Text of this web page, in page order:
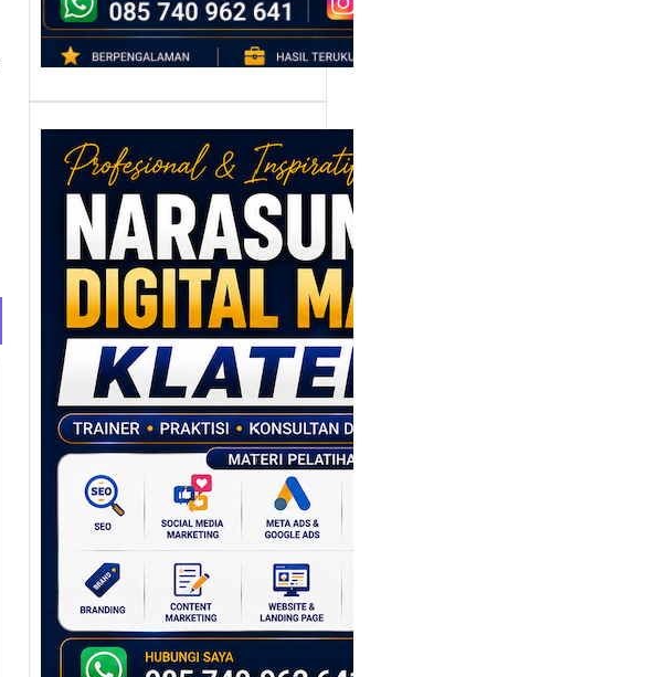
Narasumber
Digital Marketing
Klaten: Membantu
UMKM dan SDM
Lokal Naik Kelas
Melalui Strategi
Digital
Setiap daerah memiliki
potensi ekonomi yang
berbeda, dan Klaten
adalah…